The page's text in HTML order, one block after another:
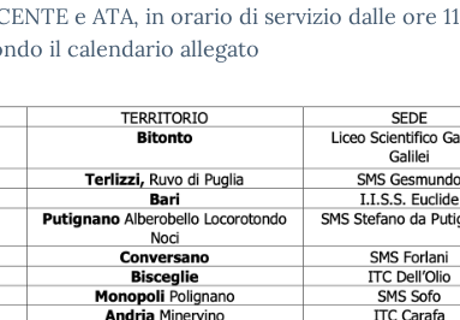
e ATA, in orario di servizio dalle ore
il calendario allegato